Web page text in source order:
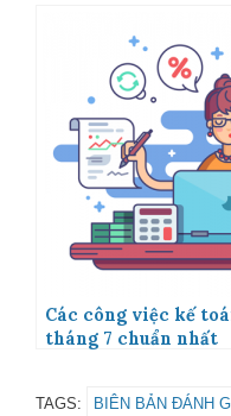
Các công việc kế
tháng 7 chuẩn nhất
TAGS:
BIÊN BẢN ĐÁNH